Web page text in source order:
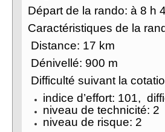
Départ de la rando: à 8 h
Caractéristiques de la
Distance: 17 km
Dénivellé: 900 m
Difficulté suivant la
indice d’effort: 101,
niveau de technicité: 2
niveau de risque: 2